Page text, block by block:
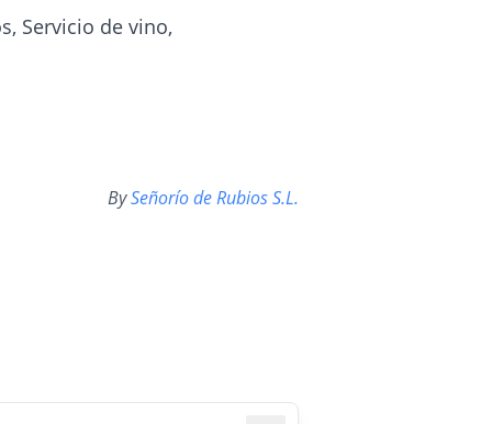
Servicio de vino,
BySeñorío de Rubios S.L.